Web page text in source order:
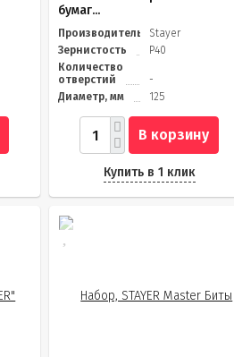
бумаг...
Производитель
Stayer
Зернистость
Р40
Количество
отверстий
-
Диаметр, мм
125
В корзину
Купить в 1 клик